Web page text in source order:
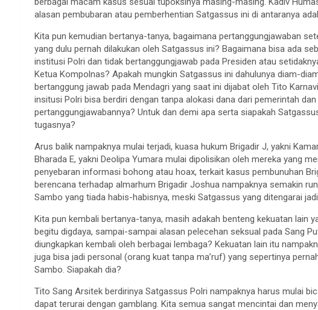
alasan pembubaran atau pemberhentian Satgassus ini di antaranya
Kita pun kemudian bertanya-tanya, bagaimana pertanggungjawaban
yang dulu pernah dilakukan oleh Satgassus ini? Bagaimana bisa ada
institusi Polri dan tidak bertanggungjawab pada Presiden atau
Ketua Kompolnas? Apakah mungkin Satgassus ini dahulunya diam-
bertanggung jawab pada Mendagri yang saat ini dijabat oleh Tito
insitusi Polri bisa berdiri dengan tanpa alokasi dana dari pemerintah
pertanggungjawabannya? Untuk dan demi apa serta siapakah
tugasnya?
Arus balik nampaknya mulai terjadi, kuasa hukum Brigadir J, yakni
Bharada E, yakni Deolipa Yumara mulai dipolisikan oleh mereka yang
penyebaran informasi bohong atau hoax, terkait kasus pembunuhan
berencana terhadap almarhum Brigadir Joshua nampaknya semakin
Sambo yang tiada habis-habisnya, meski Satgassus yang ditengarai
Kita pun kembali bertanya-tanya, masih adakah benteng kekuatan lain
begitu digdaya, sampai-sampai alasan pelecehan seksual pada Sang
diungkapkan kembali oleh berbagai lembaga? Kekuatan lain itu
juga bisa jadi personal (orang kuat tanpa ma’ruf) yang sepertinya
Sambo. Siapakah dia?
Tito Sang Arsitek berdirinya Satgassus Polri nampaknya harus mulai
dapat terurai dengan gamblang. Kita semua sangat mencintai dan